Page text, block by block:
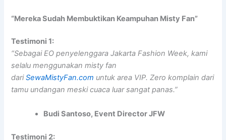
“Mereka Sudah Membuktikan Keampuhan Misty Fan”
Testimoni 1:
“Sebagai EO penyelenggara Jakarta Fashion Week, kami
selalu menggunakan misty fan
dariSewaMistyFan.com untuk area VIP. Zero komplain dari
tamu undangan meski cuaca luar sangat panas.”
Budi Santoso, Event Director JFW
Testimoni 2: